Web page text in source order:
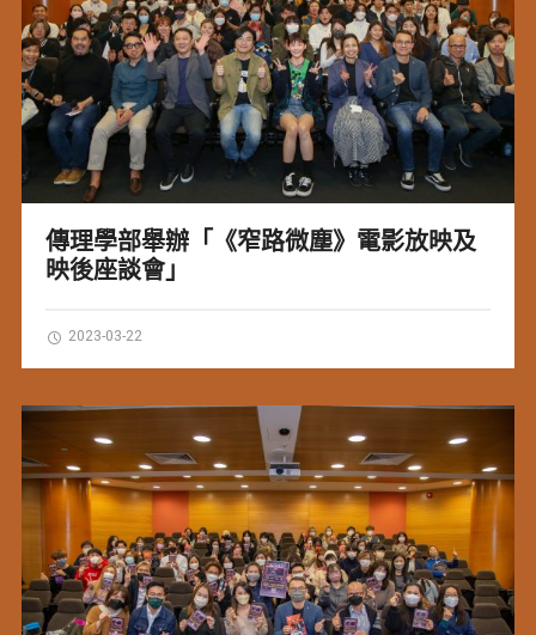
傳理學部舉辦「《窄路微塵》電影放映及
映後座談會」
2023-03-22